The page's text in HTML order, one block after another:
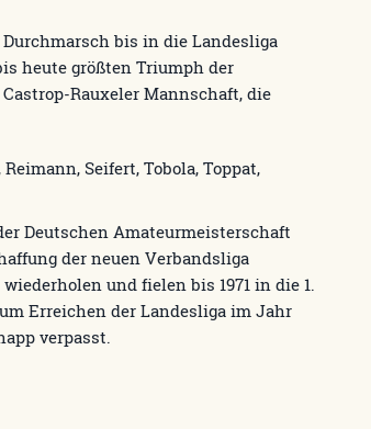
bis in die Landesliga
heute größten Triumph der
Rauxeler Mannschaft, die
Seifert, Tobola, Toppat,
Deutschen Amateurmeisterschaft
der neuen Verbandsliga
und fielen bis 1971 in die 1.
Erreichen der Landesliga im Jahr
verpasst.